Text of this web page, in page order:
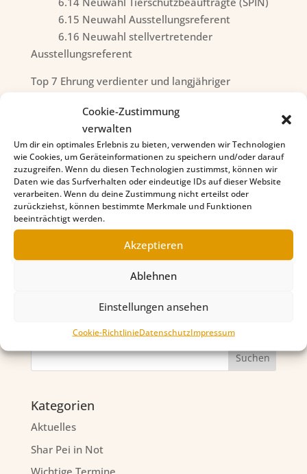
Cookie-Zustimmung
verwalten
Um dir ein optimales Erlebnis zu bieten, verwenden wir Technologien
wie Cookies, um Geräteinformationen zu speichern und/oder darauf
zuzugreifen. Wenn du diesen Technologien zustimmst, können wir
Daten wie das Surfverhalten oder eindeutige IDs auf dieser Website
verarbeiten. Wenn du deine Zustimmung nicht erteilst oder
zurückziehst, können bestimmte Merkmale und Funktionen
beeinträchtigt werden.
Akzeptieren
Ablehnen
Einstellungen ansehen
Cookie-RichtlinieDatenschutzImpressum
6.15 Neuwahl Ausstellungsreferent
6.16 Neuwahl stellvertretender
Ausstellungsreferent
Top 7 Ehrung verdienter und langjähriger
Top 8 Verschiedenes
Top 9 Verabschiedung und Schließung der Sitzung
Hinweis:
Bitte die neue Satzung und die neue
Geschäftsordnung beachten.
Wir freuen uns über eine rege Beteiligung.
Kategorien
Aktuelles
Shar Pei in Not